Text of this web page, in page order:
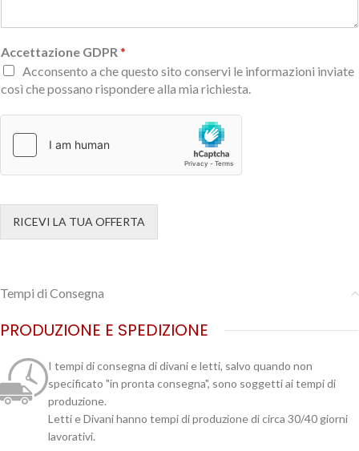
Accettazione GDPR *
Acconsento a che questo sito conservi le informazioni inviate
così che possano rispondere alla mia richiesta.
RICEVI LA TUA OFFERTA
Tempi di Consegna
PRODUZIONE E SPEDIZIONE
I tempi di consegna di divani e letti, salvo quando non
specificato "in pronta consegna", sono soggetti ai tempi di
produzione.
Letti e Divani hanno tempi di produzione di circa 30/40 giorni
lavorativi.